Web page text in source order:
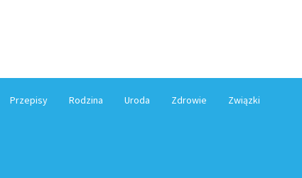
Przepisy Rodzina Uroda Zdrowie Związki